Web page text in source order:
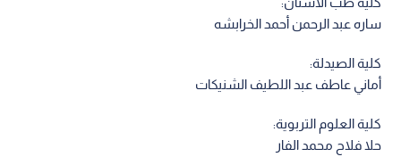
ساره عبد الرحمن أحمد الخرابشه
كلية الصيدلة:
أماني عاطف عبد اللطيف الشنيكات
كلية العلوم التربوية:
حلا فلاح محمد الفار